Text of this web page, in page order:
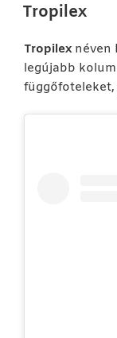
Tropilex
Tropilexnéven
legújabb
függőfoteleket,